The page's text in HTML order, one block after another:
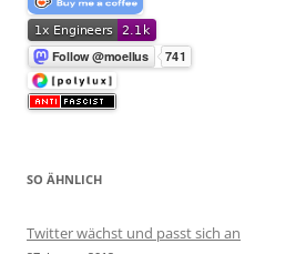
SO ÄHNLICH
Twitter wächst und passt sich an